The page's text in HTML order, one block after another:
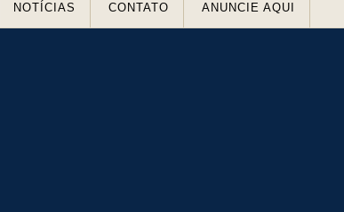
NOTÍCIAS CONTATO ANUNCIE AQUI